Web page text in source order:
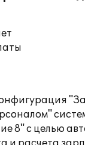
8" с целью